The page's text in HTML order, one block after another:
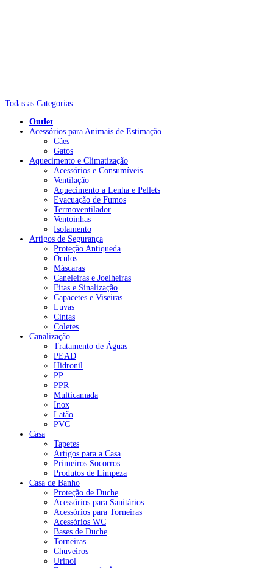
Todas as Categorias
Outlet
Acessórios para Animais de Estimação
Cães
Gatos
Aquecimento e Climatização
Acessórios e Consumíveis
Ventilação
Aquecimento a Lenha e Pellets
Evacuação de Fumos
Termoventilador
Ventoinhas
Isolamento
Artigos de Segurança
Proteção Antiqueda
Óculos
Máscaras
Caneleiras e Joelheiras
Fitas e Sinalização
Capacetes e Viseiras
Luvas
Cintas
Coletes
Canalização
Tratamento de Águas
PEAD
Hidronil
PP
PPR
Multicamada
Inox
Latão
PVC
Casa
Tapetes
Artigos para a Casa
Primeiros Socorros
Produtos de Limpeza
Casa de Banho
Proteção de Duche
Acessórios para Sanitários
Acessórios para Torneiras
Acessórios WC
Bases de Duche
Torneiras
Chuveiros
Urinol